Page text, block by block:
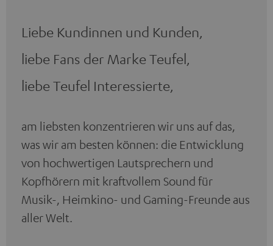
Liebe Kundinnen und Kunden,
liebe Fans der Marke Teufel,
liebe Teufel Interessierte,
am liebsten konzentrieren wir uns auf das,
was wir am besten können: die Entwicklung
von hochwertigen Lautsprechern und
Kopfhörern mit kraftvollem Sound für
Musik-, Heimkino- und Gaming-Freunde aus
aller Welt.